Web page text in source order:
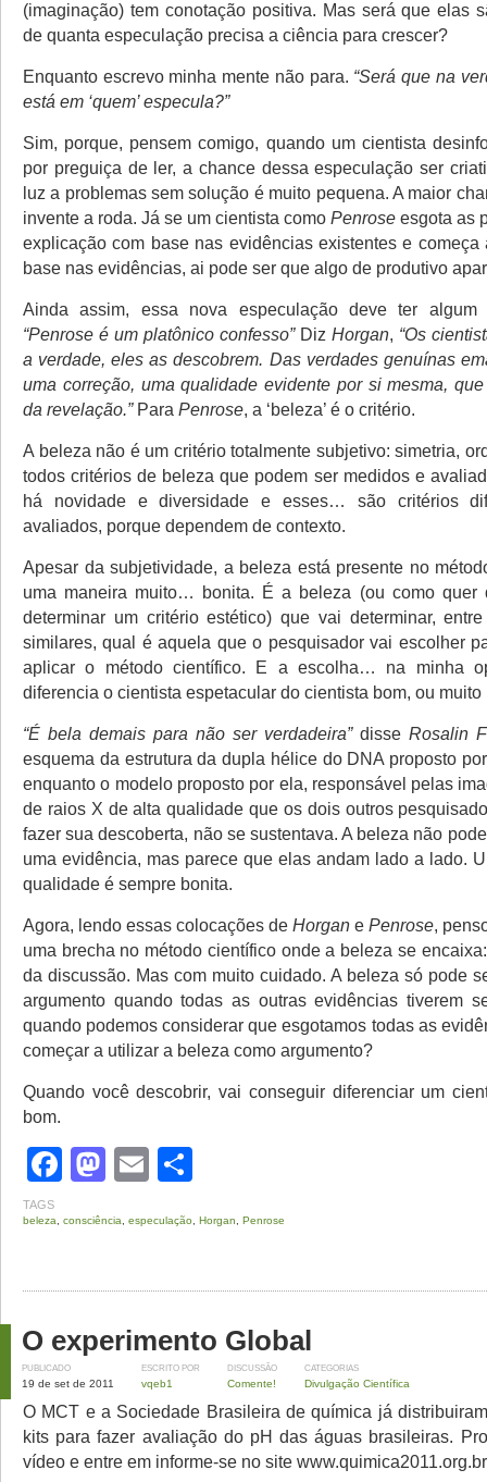
(imaginação) tem conotação positiva. Mas será que elas
de quanta especulação precisa a ciência para crescer?
Enquanto escrevo minha mente não para. “Será que na
está em ‘quem’ especula?”
Sim, porque, pensem comigo, quando um cientista
por preguiça de ler, a chance dessa especulação ser
luz a problemas sem solução é muito pequena. A maior
invente a roda. Já se um cientista como Penrose esgota as
explicação com base nas evidências existentes e começa
base nas evidências, ai pode ser que algo de produtivo
Ainda assim, essa nova especulação deve ter
“Penrose é um platônico confesso”Diz Horgan, “Os
a verdade, eles as descobrem. Das verdades genuínas
uma correção, uma qualidade evidente por si mesma,
da revelação.”Para Penrose, a ‘beleza’ é o critério.
A beleza não é um critério totalmente subjetivo: simetria,
todos critérios de beleza que podem ser medidos e
há novidade e diversidade e esses… são critérios
avaliados, porque dependem de contexto.
Apesar da subjetividade, a beleza está presente no
uma maneira muito… bonita. É a beleza (ou como quer
determinar um critério estético) que vai determinar,
similares, qual é aquela que o pesquisador vai escolher
aplicar o método científico. E a escolha… na minha
diferencia o cientista espetacular do cientista bom, ou muito
“É bela demais para não ser verdadeira”disse Rosalin
esquema da estrutura da dupla hélice do DNA proposto
enquanto o modelo proposto por ela, responsável pelas
de raios X de alta qualidade que os dois outros
fazer sua descoberta, não se sustentava. A beleza não
uma evidência, mas parece que elas andam lado a lado.
qualidade é sempre bonita.
Agora, lendo essas colocações de Horgan e Penrose,
uma brecha no método científico onde a beleza se
da discussão. Mas com muito cuidado. A beleza só pode
argumento quando todas as outras evidências tiverem
quando podemos considerar que esgotamos todas as
começar a utilizar a beleza como argumento?
Quando você descobrir, vai conseguir diferenciar um
bom.
Facebook
Mastodon
Email
TAGS
beleza consciência especulação Horgan Penrose
O experimento Global
PUBLICADO
19 de set de 2011
ESCRITO POR
vqeb1
DISCUSSÃO
Comente!
CATEGORIAS
Divulgação Científica
O MCT e a Sociedade Brasileira de química já
kits para fazer avaliação do pH das águas brasileiras.
vídeo e entre em informe-se no site www.quimica2011.org.br